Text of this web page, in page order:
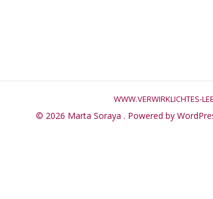
WWW.VERWIRKLICHTES-
© 2026 Marta Soraya . Powered by